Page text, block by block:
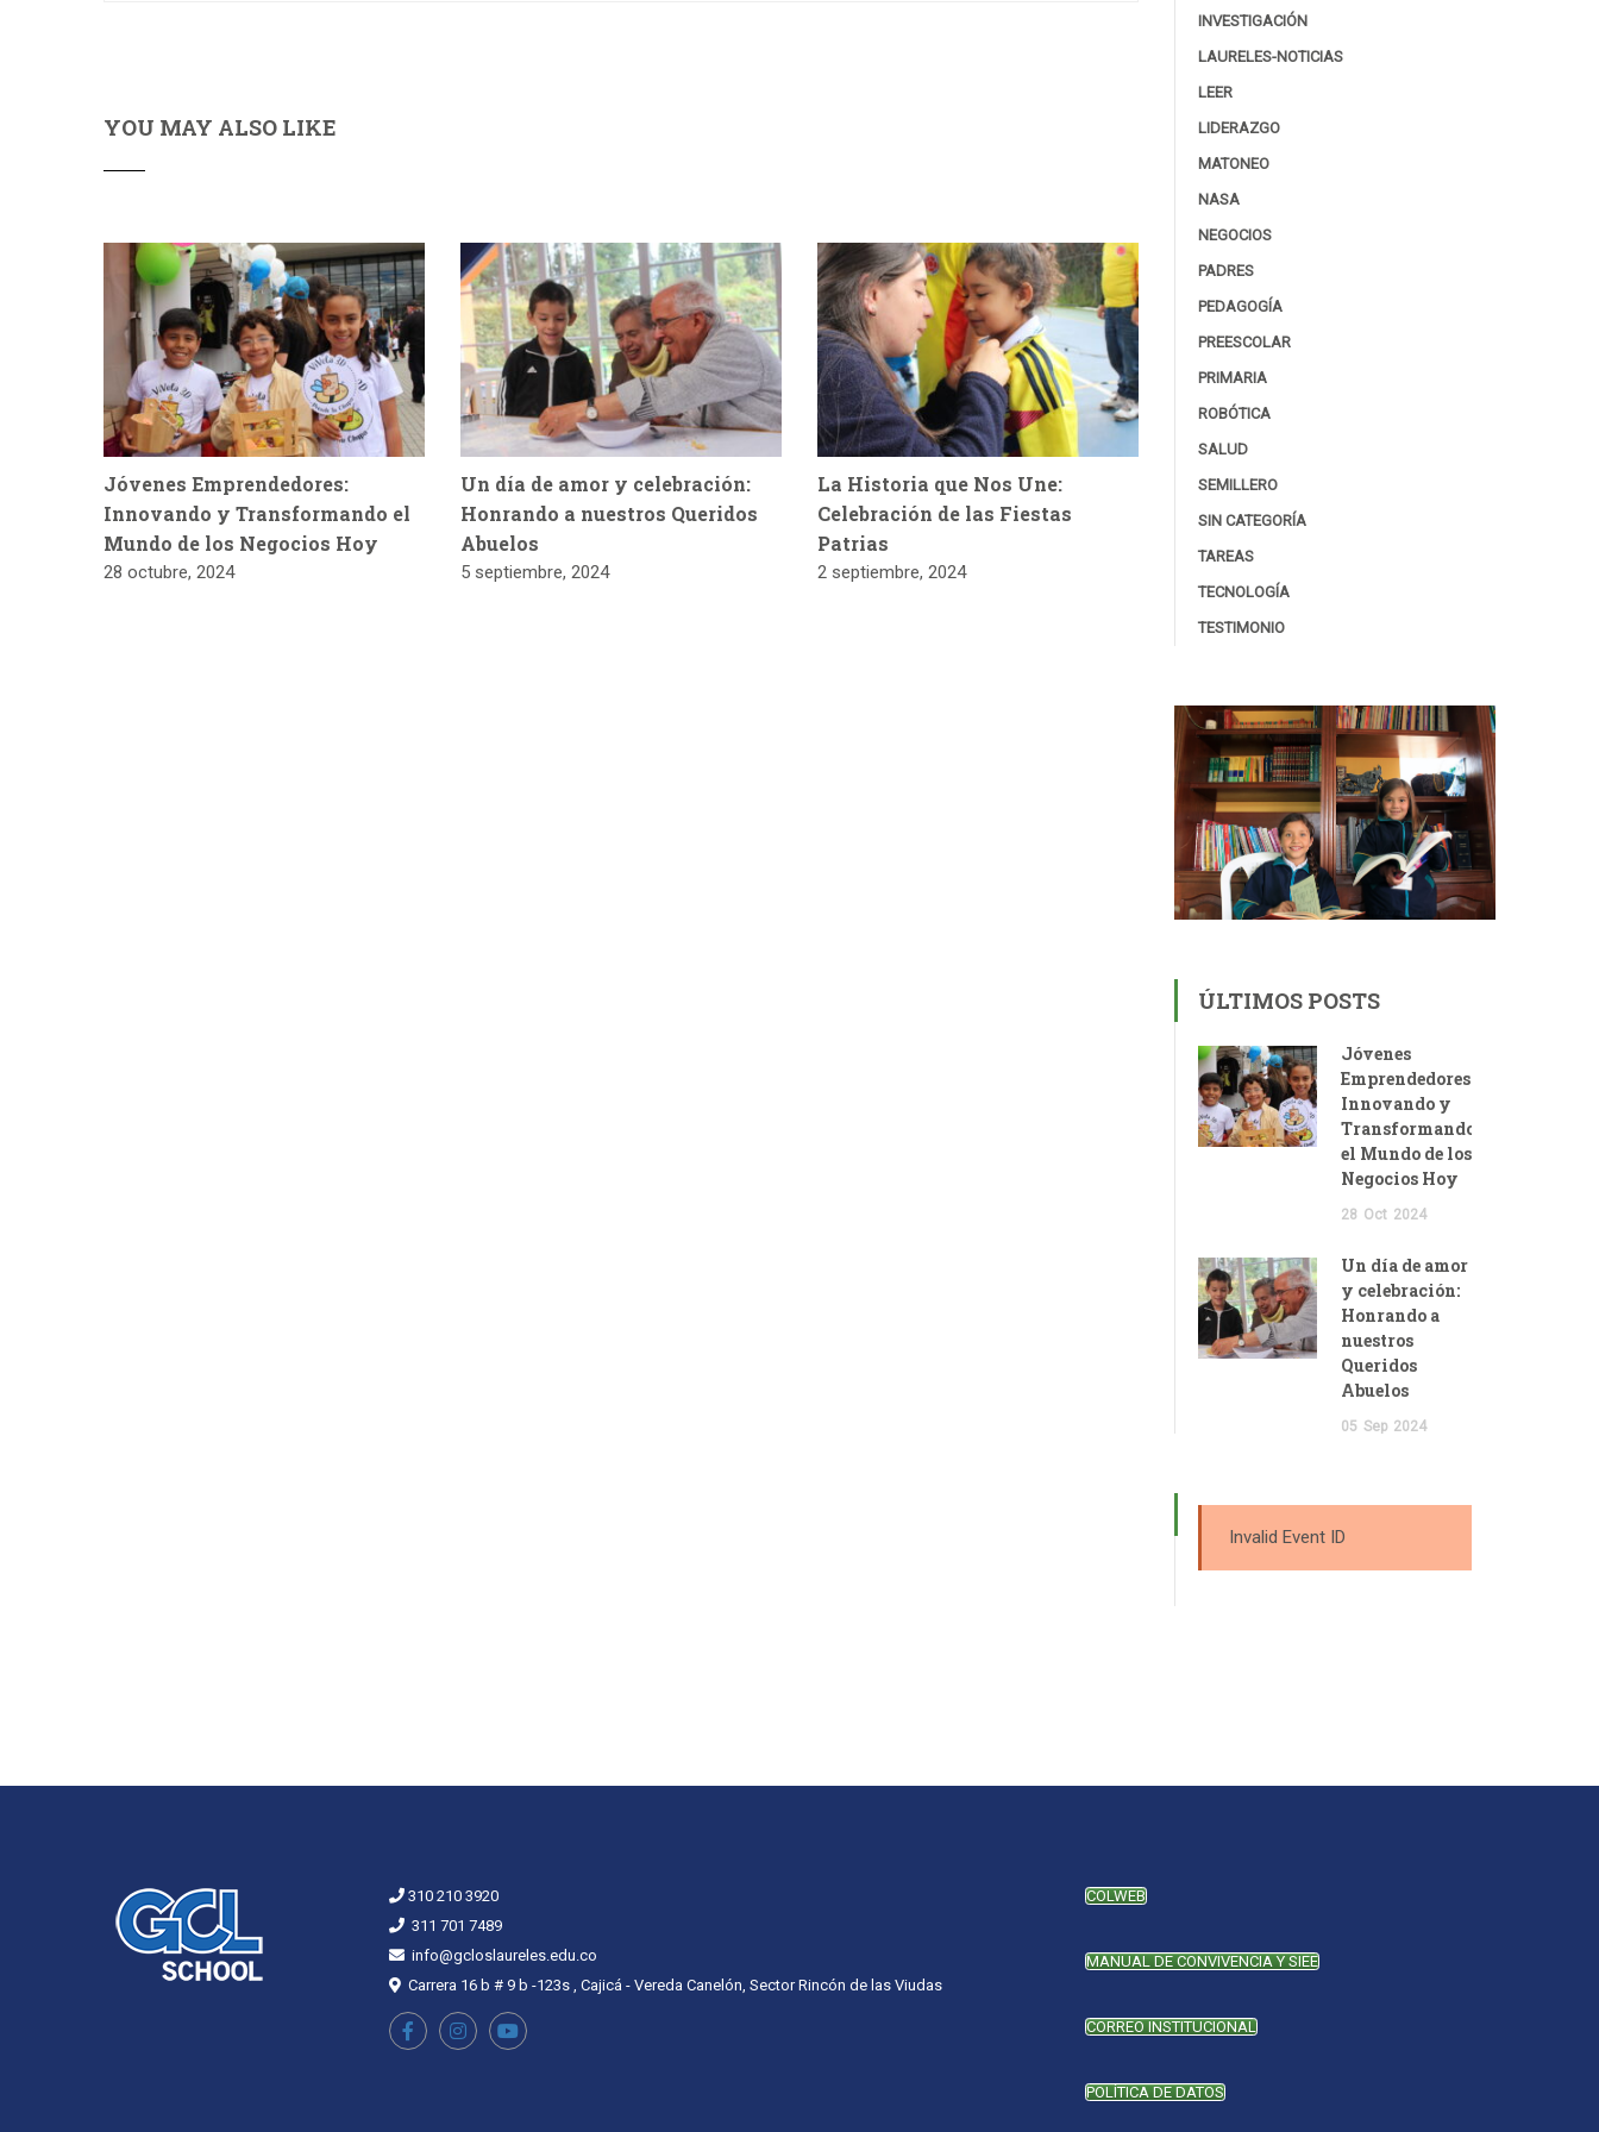
YOU MAY ALSO LIKE
Jóvenes Emprendedores:
Innovando y Transformando el
Mundo de los Negocios Hoy
28 octubre, 2024
Un día de amor y celebración:
Honrando a nuestros Queridos
Abuelos
5 septiembre, 2024
La Historia que Nos Une:
Celebración de las Fiestas
Patrias
2 septiembre, 2024
INVESTIGACIÓN
LAURELES-NOTICIAS
LEER
LIDERAZGO
MATONEO
NASA
NEGOCIOS
PADRES
PEDAGOGÍA
PREESCOLAR
PRIMARIA
ROBÓTICA
SALUD
SEMILLERO
SIN CATEGORÍA
TAREAS
TECNOLOGÍA
TESTIMONIO
ÚLTIMOS POSTS
Jóvenes
Emprendedores:
Innovando y
Transformando
el Mundo de los
Negocios Hoy
28 Oct 2024
Un día de amor
y celebración:
Honrando a
nuestros
Queridos
Abuelos
05 Sep 2024
Invalid Event ID
310 210 3920
311 701 7489
info@gcloslaureles.edu.co
Carrera 16 b # 9 b -123s , Cajicá - Vereda Canelón, Sector Rincón de las Viudas
COLWEB
MANUAL DE CONVIVENCIA Y SIEE
CORREO INSTITUCIONAL
POLÍTICA DE DATOS